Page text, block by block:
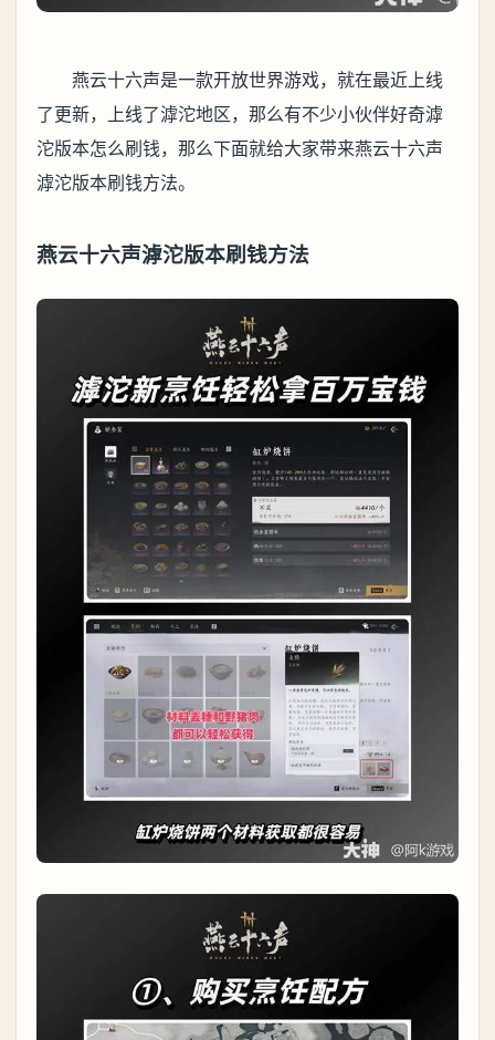
燕云十六声是一款开放世界游戏，就在最近上线
了更新，上线了滹沱地区，那么有不少小伙伴好奇滹
沱版本怎么刷钱，那么下面就给大家带来燕云十六声
滹沱版本刷钱方法。
燕云十六声滹沱版本刷钱方法